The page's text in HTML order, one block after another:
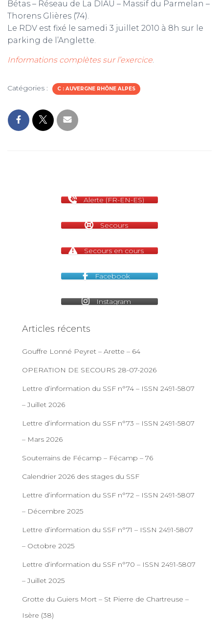
m
Bétas – Réseau de La DIAU – Massif du Parmelan –
Thorens Glières (74).
Le RDV est fixé le samedi 3 juillet 2010 à 8h sur le
parking de l’Anglette.
Informations complètes sur l’exercice.
Catégories : C : AUVERGNE RHÔNE ALPES
Alerte (FR-EN-ES)
Secours
Secours en cours
Facebook
Instagram
Articles récents
Gouffre Lonné Peyret – Arette – 64
OPERATION DE SECOURS 28-07-2026
Lettre d’information du SSF n°74 – ISSN 2491-5807
– Juillet 2026
Lettre d’information du SSF n°73 – ISSN 2491-5807
– Mars 2026
Souterrains de Fécamp – Fécamp – 76
Calendrier 2026 des stages du SSF
Lettre d’information du SSF n°72 – ISSN 2491-5807
– Décembre 2025
Lettre d’information du SSF n°71 – ISSN 2491-5807
– Octobre 2025
Lettre d’information du SSF n°70 – ISSN 2491-5807
– Juillet 2025
Grotte du Guiers Mort – St Pierre de Chartreuse –
Isère (38)